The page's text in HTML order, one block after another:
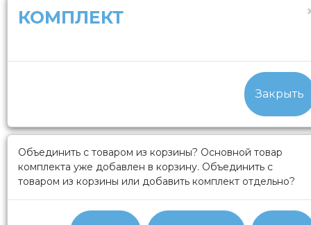
КОМПЛЕКТ
Закрыть
Объединить с товаром из корзины? Основной товар
комплекта уже добавлен в корзину. Объединить с
товаром из корзины или добавить комплект отдельно?